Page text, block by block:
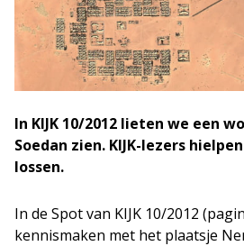
In KIJK 10/2012 lieten we een
Soedan zien. KIJK-lezers
lossen.
In de Spot van KIJK 10/2012
kennismaken met het plaatsje